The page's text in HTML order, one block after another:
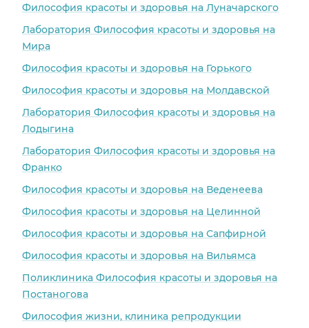
Философия красоты и здоровья на Луначарского
Лаборатория Философия красоты и здоровья на
Мира
Философия красоты и здоровья на Горького
Философия красоты и здоровья на Молдавской
Лаборатория Философия красоты и здоровья на
Лодыгина
Лаборатория Философия красоты и здоровья на
Франко
Философия красоты и здоровья на Веденеева
Философия красоты и здоровья на Целинной
Философия красоты и здоровья на Сапфирной
Философия красоты и здоровья на Вильямса
Поликлиника Философия красоты и здоровья на
Постаногова
Философия жизни, клиника репродукции